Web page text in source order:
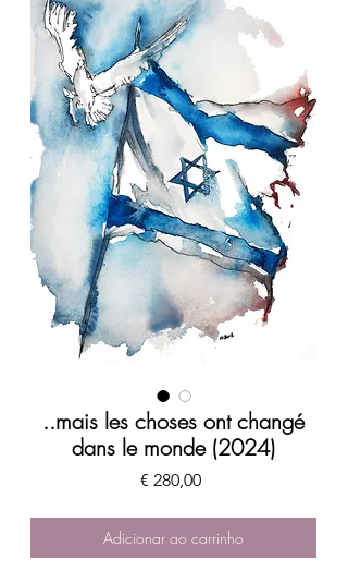
..mais les choses ont changé
dans le monde (2024)
€ 280,00Preço
Adicionar ao carrinho